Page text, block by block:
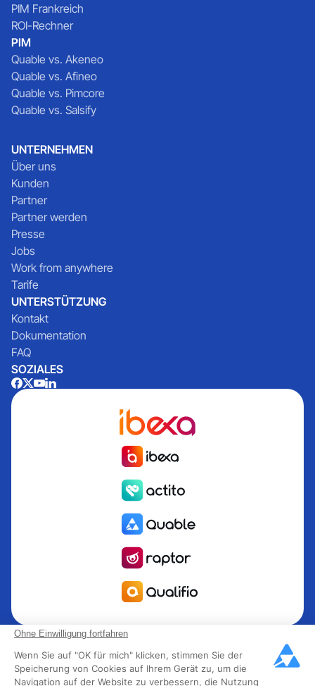
Ohne Einwilligung fortfahren
Wenn Sie auf "OK für mich" klicken, stimmen Sie der
Speicherung von Cookies auf Ihrem Gerät zu, um die
Navigation auf der Website zu verbessern, die Nutzung
PIM Frankreich
ROI-Rechner
PIM
Quable vs. Akeneo
Quable vs. Afineo
Quable vs. Pimcore
Quable vs. Salsify
UNTERNEHMEN
Über uns
Kunden
Partner
Partner werden
Presse
Jobs
Work from anywhere
Tarife
UNTERSTÜTZUNG
Kontakt
Dokumentation
FAQ
SOZIALES
Quable ist die PIM für das Informationsmanagement Produkt
PIM für Marken und Hersteller, die nach Wachstum streben.
Groupe Rocher, Mitsubishi Electric, Escada, Berluti, Delsey,